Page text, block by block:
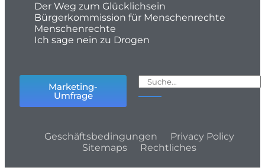
Der Weg zum Glücklichsein
Bürgerkommission für Menschenrechte
Menschenrechte
Ich sage nein zu Drogen
Marketing-
Umfrage
Geschäftsbedingungen
Privacy Policy
Sitemaps
Rechtliches